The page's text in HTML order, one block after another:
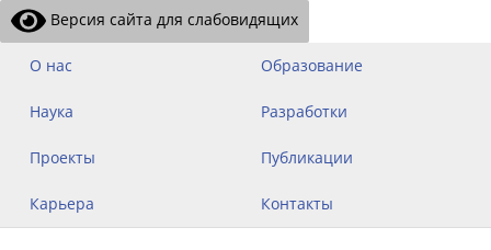
Версия сайта для слабовидящих
О нас Образование
Наука Разработки
Проекты Публикации
Карьера Контакты